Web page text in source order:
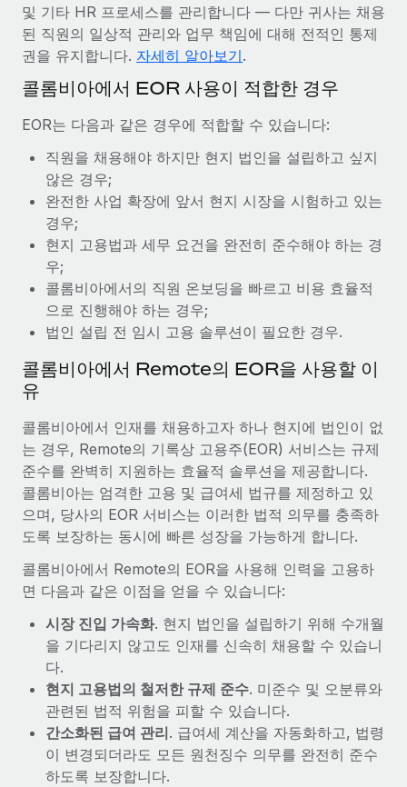
법인 설립
법인 설립을 빠르고 준법적으로 지원
직원 해외 이전을 간편하게 처리
복리후생
손쉬운 직원 복리후생 관리
계약자 관리
세금
블로그 둘러보기
블로그
Remote 제품 관련 소식: Gusto 및 Xero와의 통합과
Remote Contractor Management Plus
Remote의 사명은 모든 규모의 기업이 전 세계 어디서든 업무에 가
장 적합 사람을 찾아 채용 및 관리하고 급여를 지급하도록 돕는 것
입니다. 이를 위해 최근 몇 주 동안 새로운...
자세히 알아보기
비디오 콘텐츠를 활용한 마케팅이 계속해서 인기를 끌면서, 기업들
에게는 흥미롭고 전문적인 비디오 제작이 어느 때보다 중요해졌습
니다. 그러나 대부분의 회사들은 그렇게 높은 품질의...
자세히 알아보기
및 기타 HR 프로세스를 관리합니다 — 다만 귀사는 채용
된 직원의 일상적 관리와 업무 책임에 대해 전적인 통제
권을 유지합니다. 자세히 알아보기.
콜롬비아에서 EOR 사용이 적합한 경우
EOR는 다음과 같은 경우에 적합할 수 있습니다:
직원을 채용해야 하지만 현지 법인을 설립하고 싶지
않은 경우;
완전한 사업 확장에 앞서 현지 시장을 시험하고 있는
경우;
현지 고용법과 세무 요건을 완전히 준수해야 하는 경
우;
콜롬비아에서의 직원 온보딩을 빠르고 비용 효율적
으로 진행해야 하는 경우;
법인 설립 전 임시 고용 솔루션이 필요한 경우.
콜롬비아에서 Remote의 EOR을 사용할 이
유
콜롬비아에서 인재를 채용하고자 하나 현지에 법인이 없
는 경우, Remote의 기록상 고용주(EOR) 서비스는 규제
준수를 완벽히 지원하는 효율적 솔루션을 제공합니다.
콜롬비아는 엄격한 고용 및 급여세 법규를 제정하고 있
으며, 당사의 EOR 서비스는 이러한 법적 의무를 충족하
도록 보장하는 동시에 빠른 성장을 가능하게 합니다.
콜롬비아에서 Remote의 EOR을 사용해 인력을 고용하
면 다음과 같은 이점을 얻을 수 있습니다:
시장 진입 가속화. 현지 법인을 설립하기 위해 수개월
을 기다리지 않고도 인재를 신속히 채용할 수 있습니
다.
현지 고용법의 철저한 규제 준수. 미준수 및 오분류와
관련된 법적 위험을 피할 수 있습니다.
간소화된 급여 관리. 급여세 계산을 자동화하고, 법령
이 변경되더라도 모든 원천징수 의무를 완전히 준수
하도록 보장합니다.